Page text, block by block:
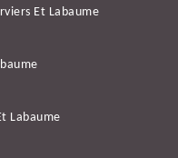
Et Labaume
Labaume